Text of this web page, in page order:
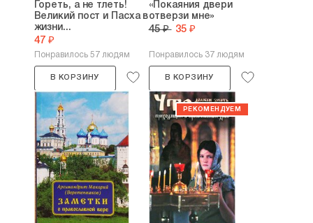
Гореть, а не тлеть!
Великий пост и Пасха в
жизни...
47 ₽
Понравилось 57 людям
В КОРЗИНУ
«Покаяния двери
отверзи мне»
45 ₽ 35 ₽
Понравилось 37 людям
В КОРЗИНУ